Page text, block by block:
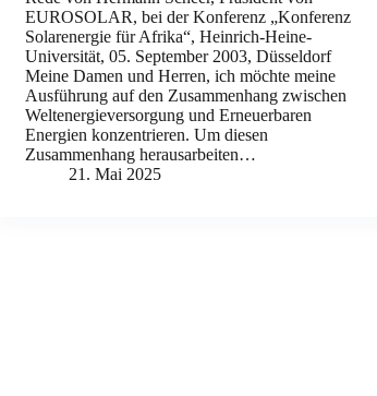
EUROSOLAR, bei der Konferenz „Konferenz
Solarenergie für Afrika“, Heinrich-Heine-
Universität, 05. September 2003, Düsseldorf
Meine Damen und Herren, ich möchte meine
Ausführung auf den Zusammenhang zwischen
Weltenergieversorgung und Erneuerbaren
Energien konzentrieren. Um diesen
Zusammenhang herausarbeiten…
21. Mai 2025